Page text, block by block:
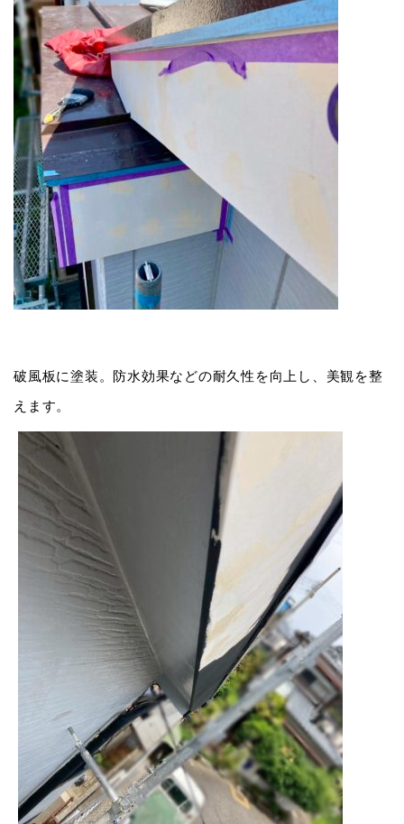
破風板に塗装。防水効果などの耐久性を向上し、美観を整
えます。